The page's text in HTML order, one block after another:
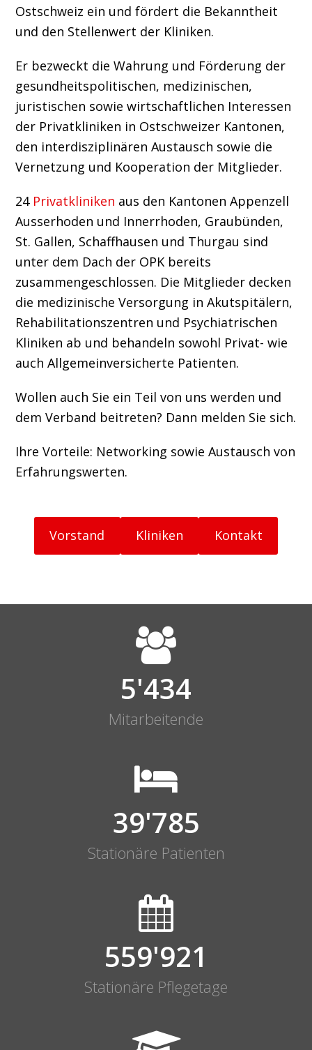
Ostschweiz ein und fördert die Bekanntheit
und den Stellenwert der Kliniken.
Er bezweckt die Wahrung und Förderung der
gesundheitspolitischen, medizinischen,
juristischen sowie wirtschaftlichen Interessen
der Privatkliniken in Ostschweizer Kantonen,
den interdisziplinären Austausch sowie die
Vernetzung und Kooperation der Mitglieder.
24 Privatkliniken aus den Kantonen Appenzell
Ausserhoden und Innerrhoden, Graubünden,
St. Gallen, Schaffhausen und Thurgau sind
unter dem Dach der OPK bereits
zusammengeschlossen. Die Mitglieder decken
die medizinische Versorgung in Akutspitälern,
Rehabilitationszentren und Psychiatrischen
Kliniken ab und behandeln sowohl Privat- wie
auch Allgemeinversicherte Patienten.
Wollen auch Sie ein Teil von uns werden und
dem Verband beitreten? Dann melden Sie sich.
Ihre Vorteile: Networking sowie Austausch von
Erfahrungswerten.
Vorstand Kliniken Kontakt
5'437
Mitarbeitende
39'806
Stationäre Patienten
560'210
Stationäre Pflegetage